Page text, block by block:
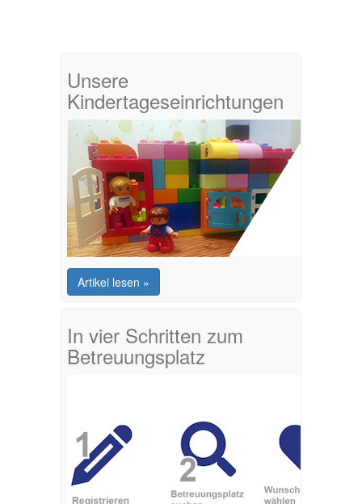
Unsere
Kindertageseinrichtungen
Artikel lesen »
In vier Schritten zum
Betreuungsplatz